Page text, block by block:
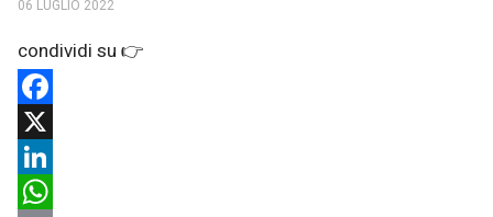
06 LUGLIO 2022
Facebook
X
LinkedIn